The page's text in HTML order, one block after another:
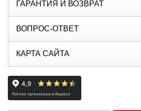
ГАРАНТИЯ И ВОЗВРАТ
ВОПРОС-ОТВЕТ
КАРТА САЙТА